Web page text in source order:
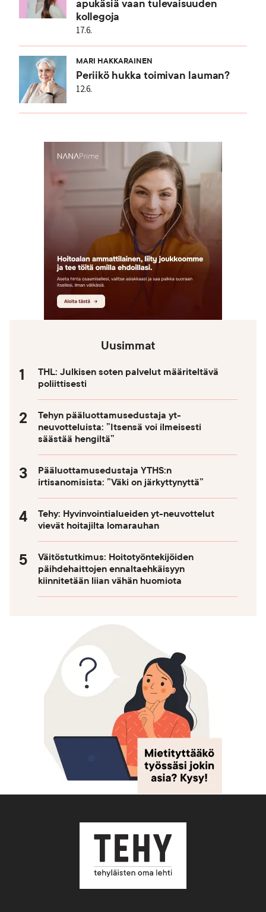
apukäsiä vaan tulevaisuuden
kollegoja
17.6.
MARI HAKKARAINEN
Periikö hukka toimivan lauman?
12.6.
Uusimmat
THL: Julkisen soten palvelut määriteltävä
poliittisesti
Tehyn pääluottamusedustaja yt-
neuvotteluista: ”Itsensä voi ilmeisesti
säästää hengiltä”
Pääluottamusedustaja YTHS:n
irtisanomisista: ”Väki on järkyttynyttä”
Tehy: Hyvinvointialueiden yt-neuvottelut
vievät hoitajilta lomarauhan
Väitöstutkimus: Hoitotyöntekijöiden
päihdehaittojen ennaltaehkäisyyn
kiinnitetään liian vähän huomiota